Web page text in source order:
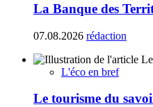
La Banque des
07.08.2026 rédaction
L'éco en bref
Le tourisme du